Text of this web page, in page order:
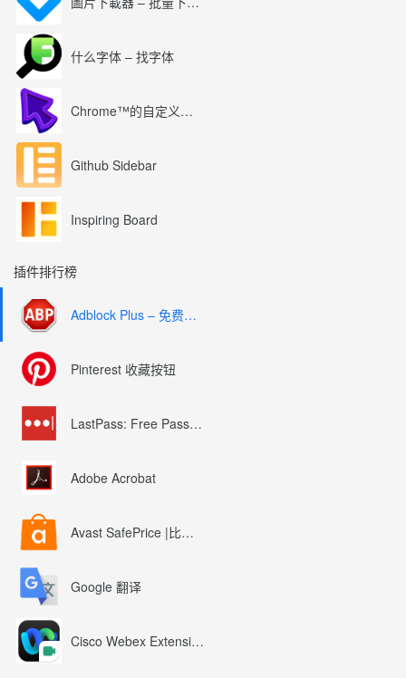
什么字体 – 找字体
Chrome™的自定义光标
Github Sidebar
Inspiring Board
插件排行榜
Adblock Plus – 免费的广告拦截器
Pinterest 收藏按钮
LastPass: Free Password Manager
Adobe Acrobat
Avast SafePrice |比较、交易、优惠券
Google 翻译
Cisco Webex Extension